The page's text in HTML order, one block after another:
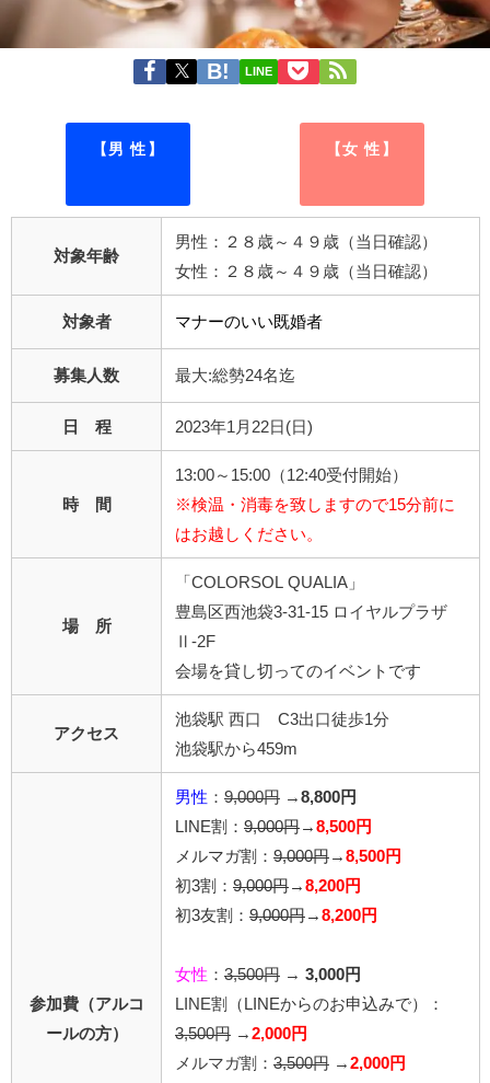
LINE
【男 性】 【女 性】
対象年齢
男性：２８歳～４９歳（当日確認）
女性：２８歳～４９歳（当日確認）
対象者 マナーのいい既婚者
募集人数 最大:総勢24名迄
日 程 2023年1月22日(日)
時 間
13:00～15:00（12:40受付開始）
※検温・消毒を致しますので15分前に
はお越しください。
場 所
「COLORSOL QUALIA」
豊島区西池袋3-31-15 ロイヤルプラザ
Ⅱ-2F
会場を貸し切ってのイベントです
アクセス
池袋駅 西口 C3出口徒歩1分
池袋駅から459m
参加費（アルコ
ールの方）
男性 ： 9,000円 → 8,800円
LINE割： 9,000円 → 8,500円
メルマガ割： 9,000円 → 8,500円
初3割： 9,000円 → 8,200円
初3友割： 9,000円 → 8,200円
女性 ： 3,500円 → 3,000円
LINE割
（LINEからのお申込みで）
：
3,500円 → 2,000円
メルマガ割： 3,500円 → 2,000円